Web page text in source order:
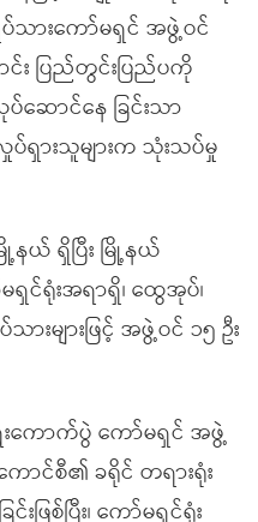
ားကော်မရှင် အဖွဲ့ဝင်
င်း ပြည်တွင်းပြည်ပကို
ောင်နေ ခြင်းသာ
ားသူများက သုံးသပ်မှု
ယ် ရှိပြီး မြို့နယ်
င်ရုံးအရာရှိ၊ ထွေအုပ်၊
များဖြင့် အဖွဲ့ဝင် ၁၅ ဦး
ကောက်ပွဲ ကော်မရှင် အဖွဲ့
ာင်စီ၏ ခရိုင် တရားရုံး
ဖြစ်ပြီး၊ ကော်မရှင်ရုံး